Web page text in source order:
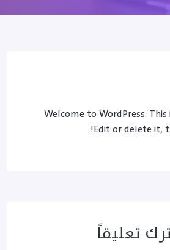
Welcome to WordPress.
Edit or delete it,
تعليقاً